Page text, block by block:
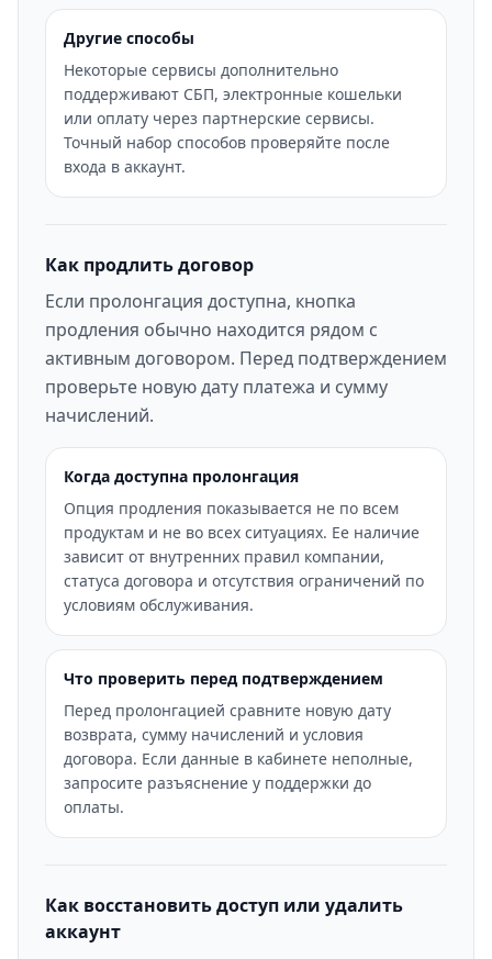
Другие способы
Некоторые сервисы дополнительно
поддерживают СБП, электронные кошельки
или оплату через партнерские сервисы.
Точный набор способов проверяйте после
входа в аккаунт.
Как продлить договор
Если пролонгация доступна, кнопка
продления обычно находится рядом с
активным договором. Перед подтверждением
проверьте новую дату платежа и сумму
начислений.
Когда доступна пролонгация
Опция продления показывается не по всем
продуктам и не во всех ситуациях. Ее наличие
зависит от внутренних правил компании,
статуса договора и отсутствия ограничений по
условиям обслуживания.
Что проверить перед подтверждением
Перед пролонгацией сравните новую дату
возврата, сумму начислений и условия
договора. Если данные в кабинете неполные,
запросите разъяснение у поддержки до
оплаты.
Как восстановить доступ или удалить
аккаунт